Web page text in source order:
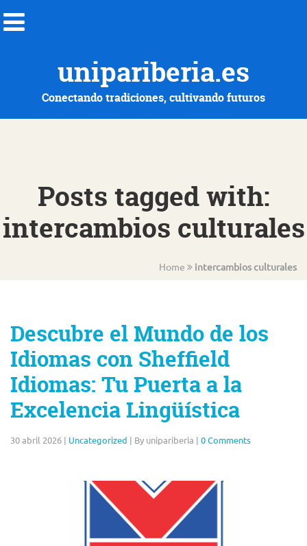
unipariberia.es
Conectando tradiciones, cultivando futuros
Posts tagged with:
intercambios culturales
Home intercambios culturales
Descubre el Mundo de los
Idiomas con Sheffield
Idiomas: Tu Puerta a la
Excelencia Lingüística
30 abril 2026 | Uncategorized | By unipariberia | 0 Comments